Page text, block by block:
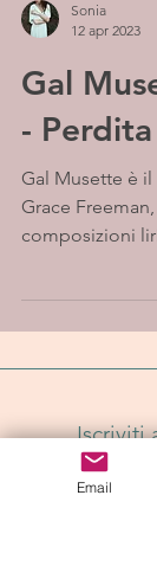
Sonia
12 apr 2023
Gal
-
Gal Musette è
Grace
composizioni
Iscriviti
Email